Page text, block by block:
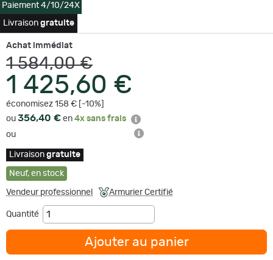
Paiement 4/10/24X
Livraison gratuite
Achat immédiat
1 584,00 €
1 425,60 €
économisez 158 € [-10%]
ou 356,40 € en 4x sans frais
ou
Livraison gratuite
Neuf, en stock
Vendeur professionnel Armurier Certifié
Quantité
Ajouter au panier